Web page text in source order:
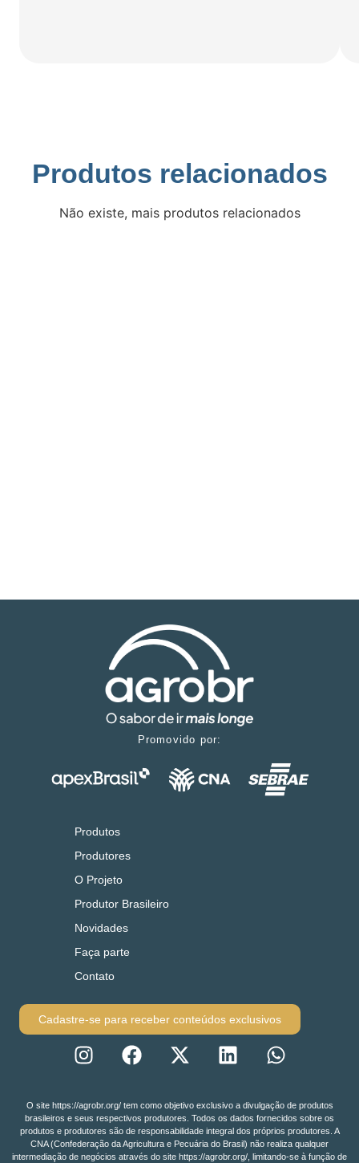
Produtos relacionados
Não existe, mais produtos relacionados
Promovido por:
Produtos
Produtores
O Projeto
Produtor Brasileiro
Novidades
Faça parte
Contato
Cadastre-se para receber conteúdos exclusivos
O site https://agrobr.org/ tem como objetivo exclusivo a divulgação de produtos
brasileiros e seus respectivos produtores. Todos os dados fornecidos sobre os
produtos e produtores são de responsabilidade integral dos próprios produtores. A
CNA (Confederação da Agricultura e Pecuária do Brasil) não realiza qualquer
intermediação de negócios através do site https://agrobr.org/, limitando-se à função de